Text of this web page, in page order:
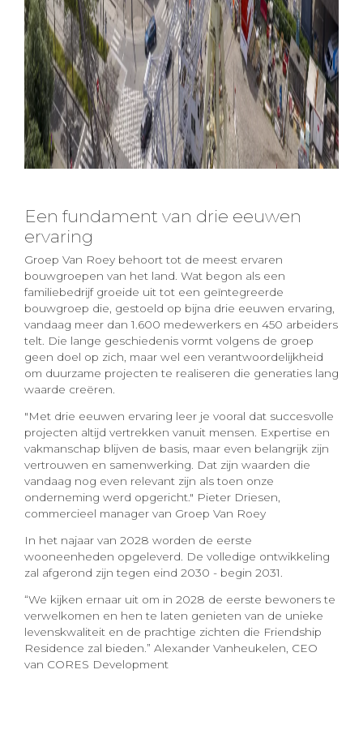
Een fundament van drie eeuwen
ervaring
Groep Van Roey behoort tot de meest ervaren
bouwgroepen van het land. Wat begon als een
familiebedrijf groeide uit tot een geïntegreerde
bouwgroep die, gestoeld op bijna drie eeuwen ervaring,
vandaag meer dan 1.600 medewerkers en 450 arbeiders
telt. Die lange geschiedenis vormt volgens de groep
geen doel op zich, maar wel een verantwoordelijkheid
om duurzame projecten te realiseren die generaties lang
waarde creëren.
"Met drie eeuwen ervaring leer je vooral dat succesvolle
projecten altijd vertrekken vanuit mensen. Expertise en
vakmanschap blijven de basis, maar even belangrijk zijn
vertrouwen en samenwerking. Dat zijn waarden die
vandaag nog even relevant zijn als toen onze
onderneming werd opgericht." Pieter Driesen,
commercieel manager van Groep Van Roey
In het najaar van 2028 worden de eerste
wooneenheden opgeleverd. De volledige ontwikkeling
zal afgerond zijn tegen eind 2030 - begin 2031.
“We kijken ernaar uit om in 2028 de eerste bewoners te
verwelkomen en hen te laten genieten van de unieke
levenskwaliteit en de prachtige zichten die Friendship
Residence zal bieden.” Alexander Vanheukelen, CEO
van CORES Development